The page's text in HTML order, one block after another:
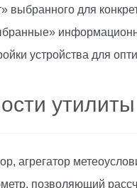
выбранного для
устройства для
утилиты
агрегатор
позволяющий